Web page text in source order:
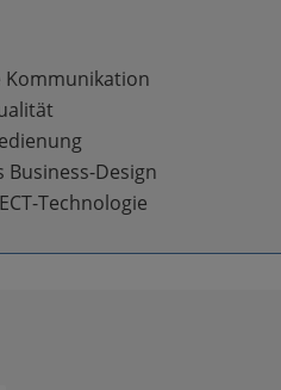
Kommunikation
Design
Technologie